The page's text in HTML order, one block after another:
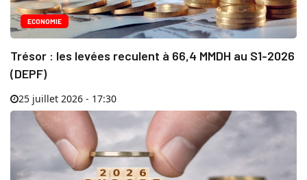
ECONOMIE
Trésor : les levées reculent à 66,4 MMDH au S1-2026
(DEPF)
25 juillet 2026 - 17:30